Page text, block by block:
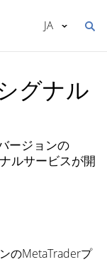
JA
グナル
ージョンの
ルサービスが開
のMetaTraderプ